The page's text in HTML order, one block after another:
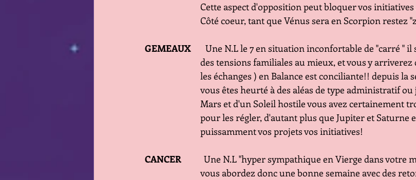
Cette aspect d'opposition peut bloquer vos
Côté coeur, tant que Vénus sera en Scorpion
GEMEAUX
Une N.L le 7 en situation inconfortable de "carré "
des tensions familiales au mieux, et vous y
les échanges ) en Balance est conciliante!!
vous êtes heurté à des aléas de type
Mars et d'un Soleil hostile vous avez
pour les régler, d'autant plus que Jupiter
                           puissamment vos projets vos initiatives!
CANCER
Une N.L "hyper sympathique en Vierge dans votre
vous abordez donc une bonne semaine avec